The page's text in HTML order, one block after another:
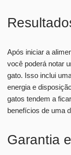
Após iniciar a
você poderá notar
gato. Isso inclui
energia e
gatos tendem a
benefícios de uma
Garantia